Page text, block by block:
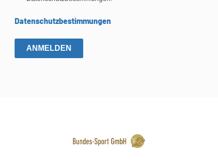
Datenschutzbestimmungen
ANMELDEN